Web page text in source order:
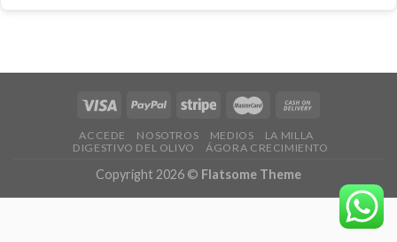
ACCEDE NOSOTROS MEDIOS
LA MILLA
DIGESTIVO DEL OLIVO
ÁGORA CRECIMIENTO
Copyright 2026 © Flatsome Theme